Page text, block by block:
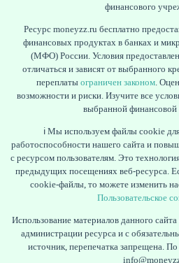
финансового
Ресурс moneyzz.ru бесплатно
финансовых продуктах в банках и
(МФО) России. Условия
отличаться и зависят от выбранного
переплаты ограничен законом.
возможности и риски. Изучите все
выбранной финансовой
ℹ️ Мы используем файлы cookie
работоспособности нашего сайта и
с ресурсом пользователям. Это
предыдущих посещениях веб-ресурса.
cookie-файлы, то можете изменить
Пользовательское
Использование материалов данного
администрации ресурса и с
источник, перепечатка запрещена.